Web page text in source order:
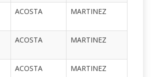
ACOSTA MARTINEZ
ACOSTA MARTINEZ
ACOSTA MARTINEZ